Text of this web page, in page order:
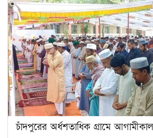
চাঁদপুরের অর্ধশতাধিক গ্রামে